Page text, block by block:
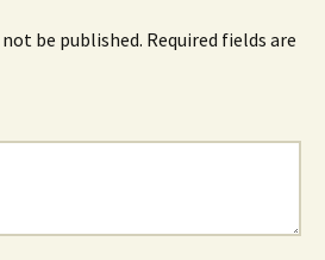
be published. Required fields are